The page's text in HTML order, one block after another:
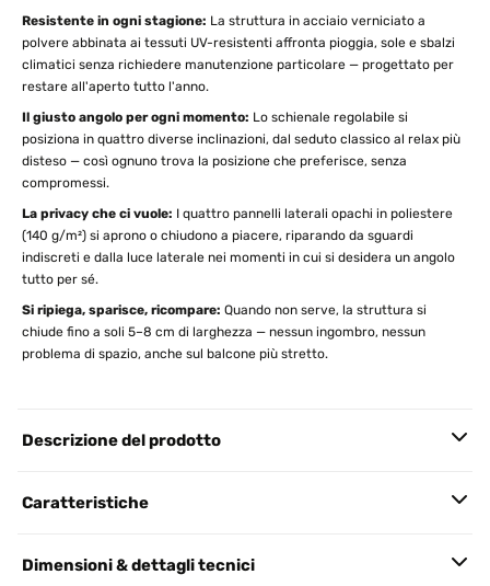
Resistente in ogni stagione: La struttura in acciaio verniciato a
polvere abbinata ai tessuti UV-resistenti affronta pioggia, sole e sbalzi
climatici senza richiedere manutenzione particolare — progettato per
restare all'aperto tutto l'anno.
Il giusto angolo per ogni momento: Lo schienale regolabile si
posiziona in quattro diverse inclinazioni, dal seduto classico al relax più
disteso — così ognuno trova la posizione che preferisce, senza
compromessi.
La privacy che ci vuole: I quattro pannelli laterali opachi in poliestere
(140 g/m²) si aprono o chiudono a piacere, riparando da sguardi
indiscreti e dalla luce laterale nei momenti in cui si desidera un angolo
tutto per sé.
Si ripiega, sparisce, ricompare: Quando non serve, la struttura si
chiude fino a soli 5–8 cm di larghezza — nessun ingombro, nessun
problema di spazio, anche sul balcone più stretto.
Descrizione del prodotto
Caratteristiche
Dimensioni & dettagli tecnici